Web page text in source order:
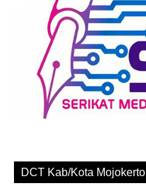
DCT Kab/Kota Mojokerto